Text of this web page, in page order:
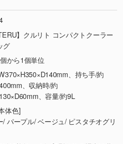
を使って印刷したい／印
る
のカラーチップの指定や、
も承っております。→
らキャラクター部分だけを
ータや、使いたいキャラク
っきりしているデータは切
ない場合】
を加工された場合、または
経過している場合
よる返品・交換依頼(商
注文間違い等)
営業時間10:00～
】クルリト コンパクトクーラー
グ
から1個単位
、持ち手/約
、収納時/約
、容量/約9L
体色]
/ パープル/ ベージュ/ ピスタチオグリ